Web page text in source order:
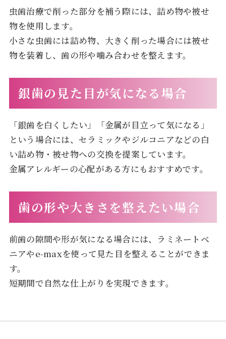
虫歯治療で削った部分を補う際には、詰め物や被せ
物を使用します。
小さな虫歯には詰め物、大きく削った場合には被せ
物を装着し、歯の形や噛み合わせを整えます。
銀歯の見た目が気になる場合
「銀歯を白くしたい」「金属が目立って気になる」
という場合には、セラミックやジルコニアなどの白
い詰め物・被せ物への交換を提案しています。
金属アレルギーの心配がある方にもおすすめです。
歯の形や大きさを整えたい場合
前歯の隙間や形が気になる場合には、ラミネートベ
ニアやe-maxを使って見た目を整えることができま
す。
短期間で自然な仕上がりを実現できます。